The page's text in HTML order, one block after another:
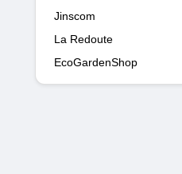
Jinscom
La Redoute
EcoGardenShop